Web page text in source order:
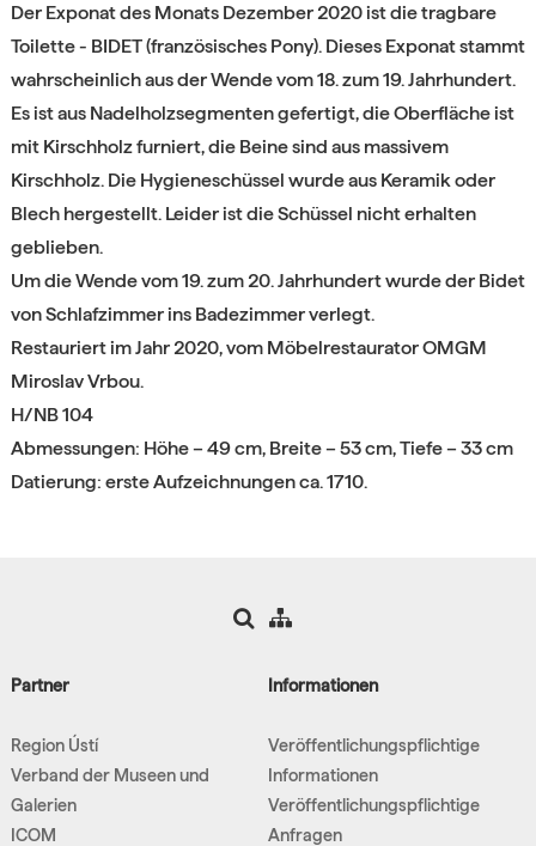
Der Exponat des Monats Dezember 2020 ist die tragbare
Toilette - BIDET (französisches Pony). Dieses Exponat stammt
wahrscheinlich aus der Wende vom 18. zum 19. Jahrhundert.
Es ist aus Nadelholzsegmenten gefertigt, die Oberfläche ist
mit Kirschholz furniert, die Beine sind aus massivem
Kirschholz. Die Hygieneschüssel wurde aus Keramik oder
Blech hergestellt. Leider ist die Schüssel nicht erhalten
geblieben.
Um die Wende vom 19. zum 20. Jahrhundert wurde der Bidet
von Schlafzimmer ins Badezimmer verlegt.
Restauriert im Jahr 2020, vom Möbelrestaurator OMGM
Miroslav Vrbou.
H/NB 104
Abmessungen: Höhe – 49 cm, Breite – 53 cm, Tiefe – 33 cm
Datierung: erste Aufzeichnungen ca. 1710.
Partner
Region Ústí
Verband der Museen und
Galerien
ICOM
Informationen
Veröffentlichungspflichtige
Informationen
Veröffentlichungspflichtige
Anfragen